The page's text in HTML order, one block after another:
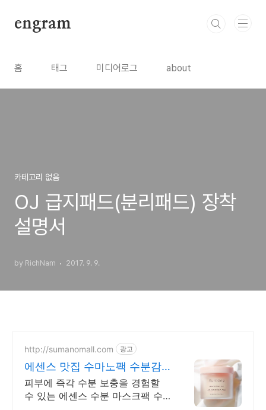
engram
홈 태그 미디어로그 about
카테고리 없음
OJ 급지패드(분리패드) 장착
설명서
by RichNam 2017. 9. 9.
http://sumanomall.com 광고
에센스 맛집 수마노팩 수분감
으로 꽉 채우는 시간
피부에 즉각 수분 보충을 경험할
수 있는 에센스 수분 마스크팩 수